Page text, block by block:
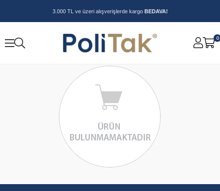
3.000 TL ve üzeri alışverişlerde kargo BEDAVA!
0